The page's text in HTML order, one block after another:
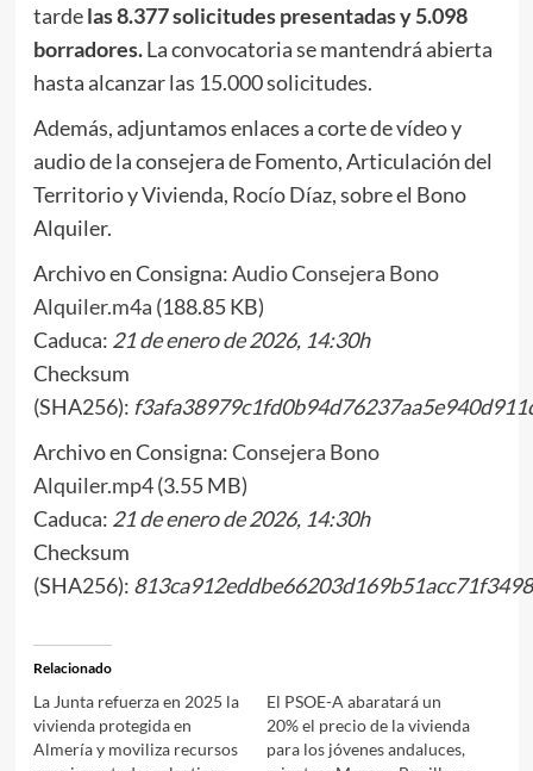
tardelas 8.377 solicitudes presentadas y 5.098
borradores.La convocatoria se mantendrá abierta
hasta alcanzar las 15.000 solicitudes.
Además, adjuntamos enlaces a corte de vídeo y
audio de la consejera de Fomento, Articulación del
Territorio y Vivienda, Rocío Díaz, sobre el Bono
Alquiler.
Archivo en Consigna:Audio Consejera Bono
Alquiler.m4a (188.85 KB)
Caduca: 21 de enero de 2026, 14:30h
Checksum
(SHA256):
Archivo en Consigna:Consejera Bono
Alquiler.mp4(3.55 MB)
Caduca: 21 de enero de 2026, 14:30h
Checksum
(SHA256):
Relacionado
La Junta refuerza en 2025 la
vivienda protegida en
Almería y moviliza recursos
El PSOE-A abaratará un
20% el precio de la vivienda
para los jóvenes andaluces,